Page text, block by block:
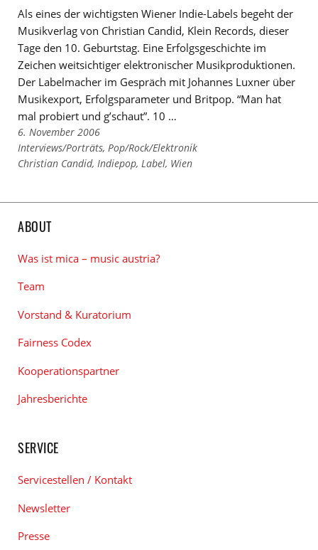
Als eines der wichtigsten Wiener Indie-Labels begeht der
Musikverlag von Christian Candid, Klein Records, dieser
Tage den 10. Geburtstag. Eine Erfolgsgeschichte im
Zeichen weitsichtiger elektronischer Musikproduktionen.
Der Labelmacher im Gespräch mit Johannes Luxner über
Musikexport, Erfolgsparameter und Britpop. “Man hat
mal probiert und g’schaut”. 10 …
6. November 2006
Links
zu
Interviews/Porträts, Pop/Rock/Elektronik
Links
Christian Candid, Indiepop, Label, Wien
ABOUT
Was ist mica – music austria?
Team
Vorstand & Kuratorium
Fairness Codex
Kooperationspartner
Jahresberichte
SERVICE
Servicestellen / Kontakt
Newsletter
Presse